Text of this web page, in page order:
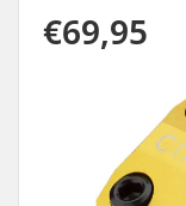
€69,95